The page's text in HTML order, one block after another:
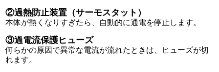
過熱防止装置（サーモスタット）
本体が熱くなりすぎたら、自動的に通電を停止します。
過電流保護ヒューズ
何らかの原因で異常な電流が流れたときは、ヒューズが切
れます。